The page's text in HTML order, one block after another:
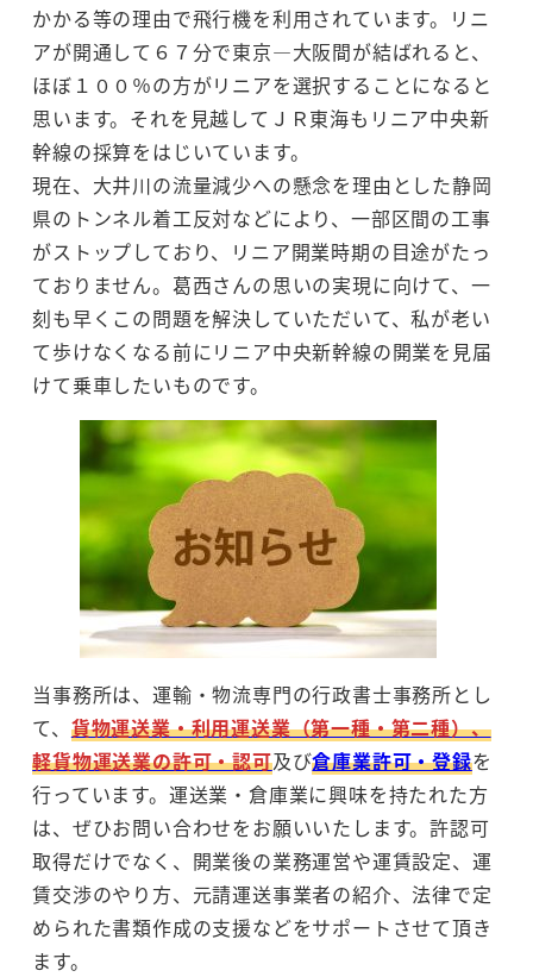
かかる等の理由で飛行機を利用されています。リニ
アが開通して６７分で東京―大阪間が結ばれると、
ほぼ１００％の方がリニアを選択することになると
思います。それを見越してＪＲ東海もリニア中央新
幹線の採算をはじいています。
現在、大井川の流量減少への懸念を理由とした静岡
県のトンネル着工反対などにより、一部区間の工事
がストップしており、リニア開業時期の目途がたっ
ておりません。葛西さんの思いの実現に向けて、一
刻も早くこの問題を解決していただいて、私が老い
て歩けなくなる前にリニア中央新幹線の開業を見届
けて乗車したいものです。
当事務所は、運輸・物流専門の行政書士事務所とし
て、 貨物運送業・利用運送業（第一種・第二種）、
軽貨物運送業の許可・認可及び倉庫業許可・登録を
行っています。運送業・倉庫業に興味を持たれた方
は、ぜひお問い合わせをお願いいたします。許認可
取得だけでなく、開業後の業務運営や運賃設定、運
賃交渉のやり方、元請運送事業者の紹介、法律で定
められた書類作成の支援などをサポートさせて頂き
ます。